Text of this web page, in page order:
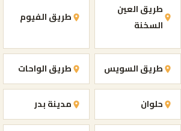
طريق العين
السخنة
طريق الفيوم
طريق السويس طريق الواحات
حلوان مدينة بدر